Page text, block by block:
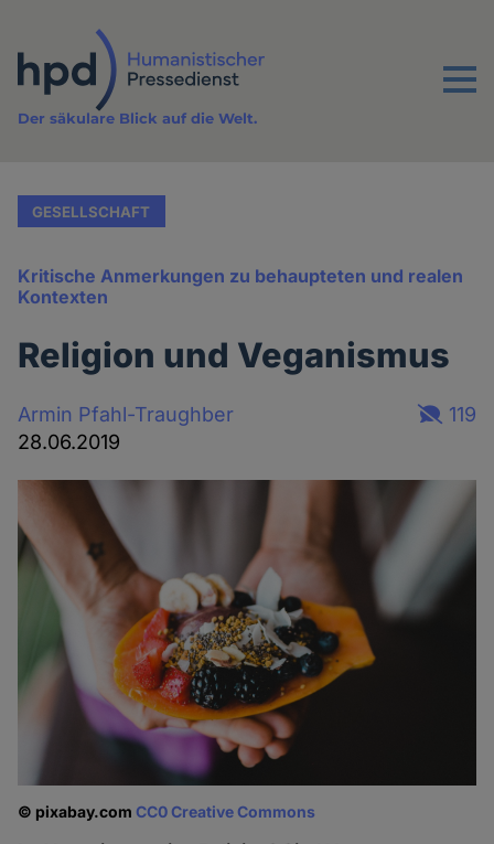
Inhalt
Menu
Der säkulare Blick auf die Welt.
GESELLSCHAFT
Kritische Anmerkungen zu behaupteten und realen
Kontexten
Religion und Veganismus
Armin Pfahl-Traughber
28.06.2019
119
© pixabay.comCC0 Creative Commons